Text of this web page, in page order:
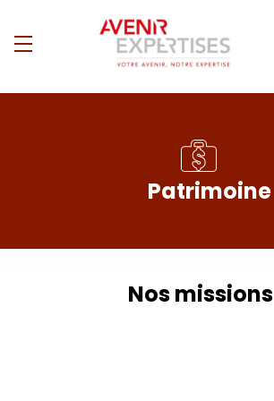
Patrimoine
Nos missions